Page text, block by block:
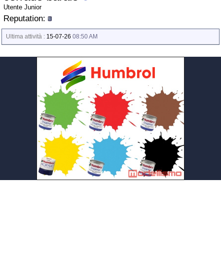
Utente Junior
Reputation:
Ultima attività : 15-07-26 08:50 AM